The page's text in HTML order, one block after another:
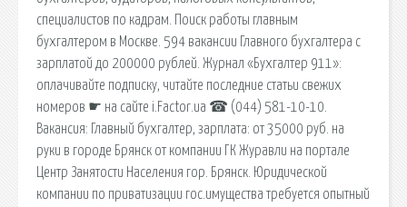
специалистов по кадрам. Поиск работы главным
бухгалтером в Москве. 594 вакансии Главного бухгалтера с
зарплатой до 200000 рублей. Журнал «Бухгалтер 911»:
оплачивайте подписку, читайте последние статьи свежих
номеров ☛ на сайте i.Factor.ua ☎ (044) 581-10-10.
Вакансия: Главный бухгалтер, зарплата: от 35000 руб. на
руки в городе Брянск от компании ГК Журавли на портале
Центр Занятости Населения гор. Брянск. Юридической
компании по приватизации гос.имущества требуется опытный